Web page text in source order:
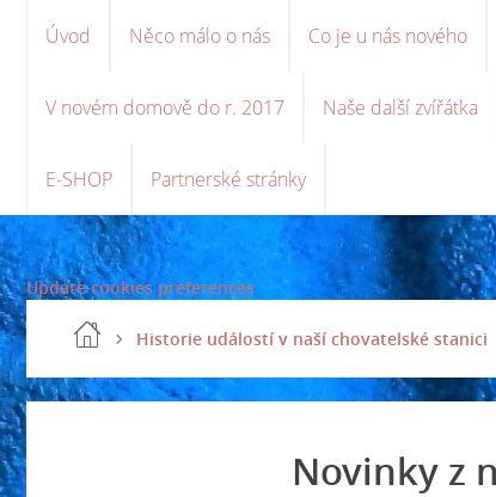
Úvod Něco málo o nás Co je u nás nového
V novém domově do r. 2017 Naše další zvířátka
E-SHOP Partnerské stránky
Update cookies preferences
Historie událostí v naší chovatelské stanici
Novinky z